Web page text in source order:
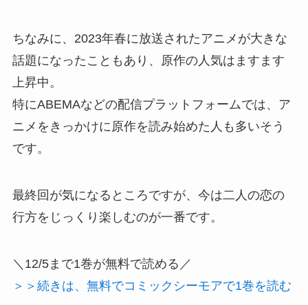
ちなみに、2023年春に放送されたアニメが大きな
話題になったこともあり、原作の人気はますます
上昇中。
特にABEMAなどの配信プラットフォームでは、ア
ニメをきっかけに原作を読み始めた人も多いそう
です。
最終回が気になるところですが、今は二人の恋の
行方をじっくり楽しむのが一番です。
＼12/5まで1巻が無料で読める／
＞＞続きは、無料でコミックシーモアで1巻を読む